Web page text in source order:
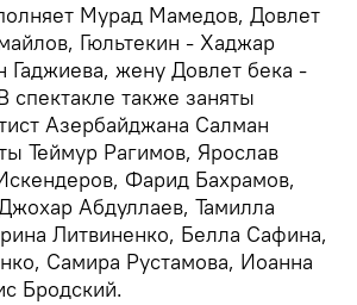
Мурад Мамедов, Довлет
Гюльтекин - Хаджар
Гаджиева, жену Довлет бека -
спектакле также заняты
Азербайджана Салман
Теймур Рагимов, Ярослав
Фарид Бахрамов,
Абдуллаев, Тамилла
Литвиненко, Белла Сафина,
Самира Рустамова, Иоанна
Бродский.